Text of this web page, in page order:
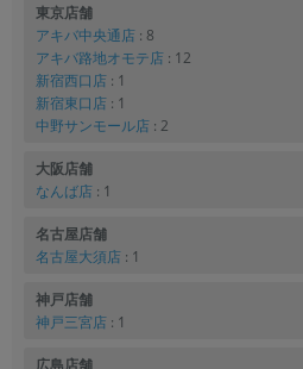
東京店舗
アキバ中央通店 : 8
アキバ路地オモテ店 : 12
新宿西口店 : 1
新宿東口店 : 1
中野サンモール店 : 2
大阪店舗
なんば店 : 1
名古屋店舗
名古屋大須店 : 1
神戸店舗
神戸三宮店 : 1
広島店舗